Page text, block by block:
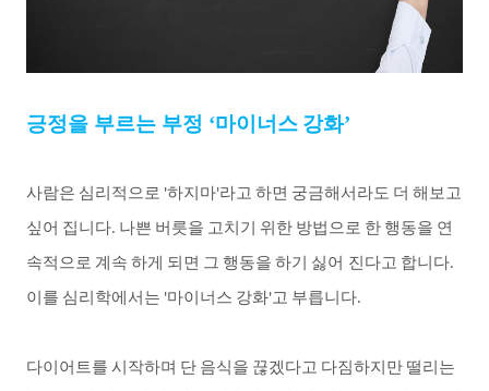
긍정을 부르는 부정 ‘마이너스 강화’
사람은 심리적으로 '하지마'라고 하면 궁금해서라도 더 해보고
싶어 집니다. 나쁜 버릇을 고치기 위한 방법으로 한 행동을 연
속적으로 계속 하게 되면 그 행동을 하기 싫어 진다고 합니다.
이를 심리학에서는 '마이너스 강화'고 부릅니다.
다이어트를 시작하며 단 음식을 끊겠다고 다짐하지만 떨리는